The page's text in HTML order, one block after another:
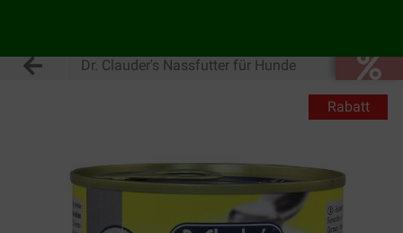
Dr. Clauder's Nassfutter für Hunde
Rabatt